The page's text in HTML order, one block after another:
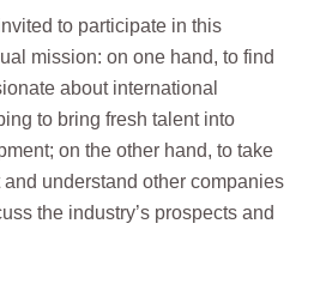
to participate in this
mission: on one hand, to find
about international
to bring fresh talent into
on the other hand, to take
understand other companies
the industry’s prospects and